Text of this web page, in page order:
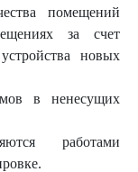
помещений
за счет
новых
в ненесущих
работами